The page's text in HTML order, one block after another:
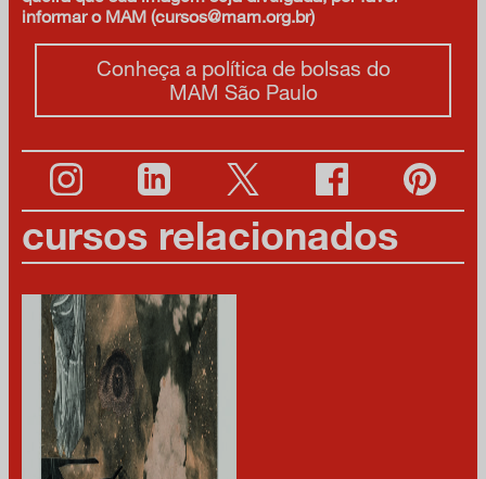
informar o MAM (cursos@mam.org.br)
Conheça a política de bolsas do
MAM São Paulo
cursos relacionados